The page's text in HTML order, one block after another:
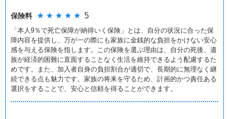
保険料 ★ ★ ★ ★ ★ 5
「本人9％で死亡保障が納得いく保険」とは、自分の状況に合った保
障内容を提供し、万が一の際にも家族に金銭的な負担をかけない安心
感を与える保険を指します。この保険を選ぶ理由は、自分の死後、遺
族が経済的困難に直面することなく生活を維持できるよう配慮するた
めです。また、加入者自身の負担割合が適切で、長期的に無理なく継
続できる点も魅力です。家族の将来を守るため、計画的かつ責任ある
選択をすることで、安心と信頼を得ることができます。